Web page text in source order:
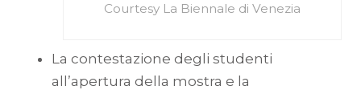
Courtesy La Biennale di Venezia
La contestazione degli studenti
all’apertura della mostra e la